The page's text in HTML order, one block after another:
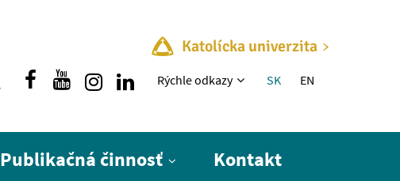
Katolícka univerzita
Rýchle menu
Rýchle odkazy SK EN
Publikačná činnosť Kontakt